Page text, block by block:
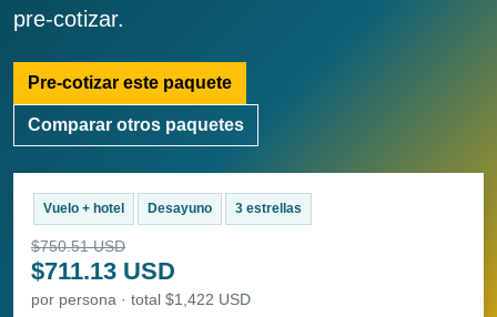
pre-cotizar.
Pre-cotizar este paquete
Comparar otros paquetes
Vuelo + hotel Desayuno 3 estrellas
$750.51 USD
$711.13 USD
por persona · total $1,422 USD